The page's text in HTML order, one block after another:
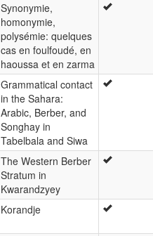
Synonymie,
homonymie,
polysémie: quelques
cas en foulfoudé, en
haoussa et en zarma
Grammatical contact
in the Sahara:
Arabic, Berber, and
Songhay in
Tabelbala and Siwa
The Western Berber
Stratum in
Kwarandzyey
Korandje